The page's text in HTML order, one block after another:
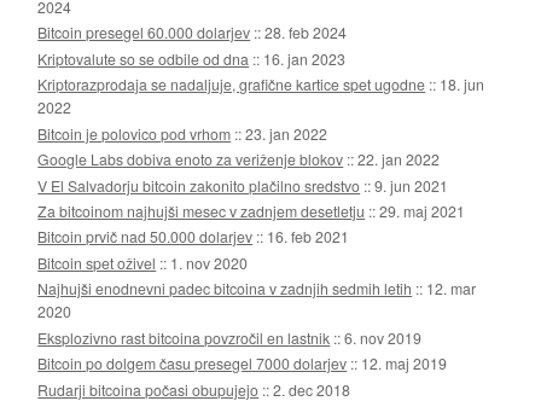
2024
Bitcoin presegel 60.000 dolarjev ::28. feb 2024
Kriptovalute so se odbile od dna :: 16. jan 2023
Kriptorazprodaja se nadaljuje, grafične kartice spet ugodne :: 18. jun
2022
Bitcoin je polovico pod vrhom ::23. jan 2022
Google Labs dobiva enoto za veriženje blokov ::22. jan 2022
V El Salvadorju bitcoin zakonito plačilno sredstvo ::9. jun 2021
Za bitcoinom najhujši mesec v zadnjem desetletju ::29. maj 2021
Bitcoin prvič nad 50.000 dolarjev :: 16. feb 2021
Bitcoin spet oživel :: 1. nov 2020
Najhujši enodnevni padec bitcoina v zadnjih sedmih letih :: 12. mar
2020
Eksplozivno rast bitcoina povzročil en lastnik ::6. nov 2019
Bitcoin po dolgem času presegel 7000 dolarjev :: 12. maj 2019
Rudarji bitcoina počasi obupujejo ::2. dec 2018